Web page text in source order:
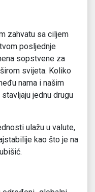
zahvatu sa ciljem
posljednje
sopstvene za
svijeta. Koliko
nama i našim
jednu drugu
ulažu u valute,
kao što je na